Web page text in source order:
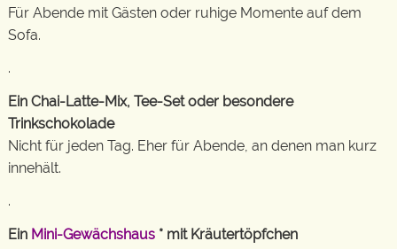
Für Abende mit Gästen oder ruhige Momente auf dem
Sofa.
.
Ein Chai-Latte-Mix, Tee-Set oder besondere
Trinkschokolade
Nicht für jeden Tag. Eher für Abende, an denen man kurz
innehält.
.
Ein Mini-Gewächshaus * mit Kräutertöpfchen